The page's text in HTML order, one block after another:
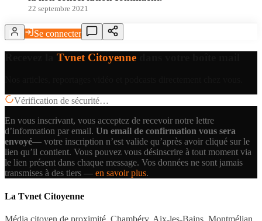
22 septembre 2021
Se connecter
Tvnet Citoyenne
Vérification de sécurité…
En vous inscrivant, vous acceptez de recevoir notre lettre
d’information par email. Un email de confirmation vous sera
envoyé— votre inscription n’est valide qu’après avoir cliqué sur le
lien qu’il contient. Vous pouvez vous désinscrire à tout moment via
le lien présent dans chaque message. Vos données ne sont jamais
transmises à des tiers — en savoir plus.
La Tvnet Citoyenne
Média citoyen de proximité. Chambéry, Aix-les-Bains, Montmélian